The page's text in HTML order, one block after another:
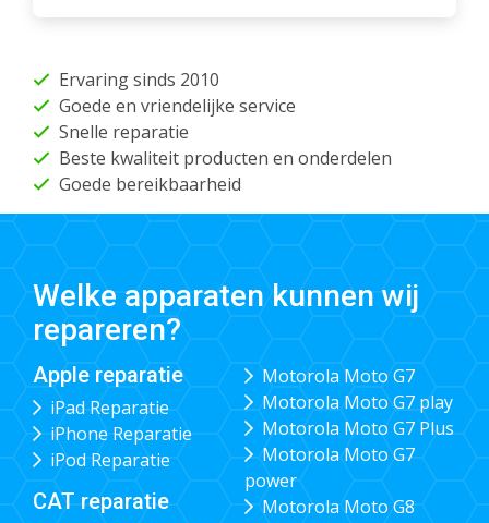
Ervaring sinds 2010
Goede en vriendelijke service
Snelle reparatie
Beste kwaliteit producten en onderdelen
Goede bereikbaarheid
Welke apparaten kunnen wij
repareren?
Apple reparatie
iPad Reparatie
iPhone Reparatie
iPod Reparatie
CAT reparatie
Motorola Moto G7
Motorola Moto G7 play
Motorola Moto G7 Plus
Motorola Moto G7
power
Motorola Moto G8